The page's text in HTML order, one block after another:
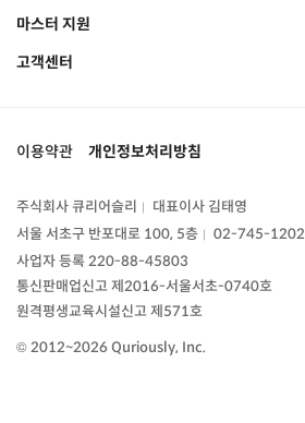
마스터 지원
고객센터
이용약관 개인정보처리방침
주식회사 큐리어슬리 |
대표이사 김태영
서울 서초구 반포대로 100, 5층 |
02-745-1202
사업자 등록 220-88-45803
통신판매업신고제2016-서울서초-0740호
원격평생교육시설신고 제571호
© 2012~2026 Quriously, Inc.